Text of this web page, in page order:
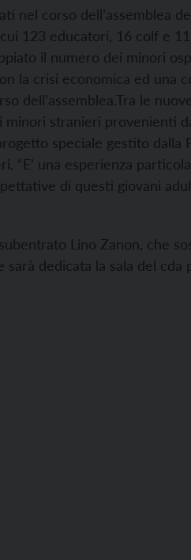
nel corso dell’assemblea
123 educatori, 16 colf e
il numero dei minori
la crisi economica ed una
dell’assemblea.Tra le
minori stranieri provenienti
speciale gestito dalla
“E’ una esperienza
di questi giovani
Lino Zanon, che
dedicata la sala del cda